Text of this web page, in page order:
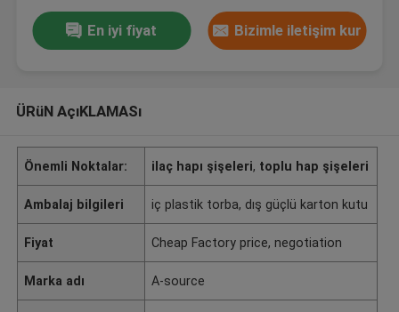
En iyi fiyat Bizimle iletişim kur
ÜRüN AçıKLAMASı
Önemli Noktalar: ilaç hapı şişeleri, toplu hap şişeleri
Ambalaj bilgileri iç plastik torba, dış güçlü karton kutu
Fiyat Cheap Factory price, negotiation
Marka adı A-source